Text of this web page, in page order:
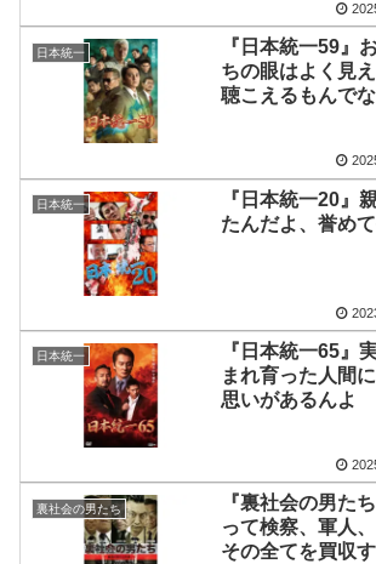
日本統一
『日本統一59』
ちの眼はよく見
聴こえるもんでな
日本統一
『日本統一20』
たんだよ、誉め
日本統一
『日本統一65』
まれ育った人間
思いがあるんよ
裏社会の男たち
『裏社会の男た
って検察、軍人
その全てを買収